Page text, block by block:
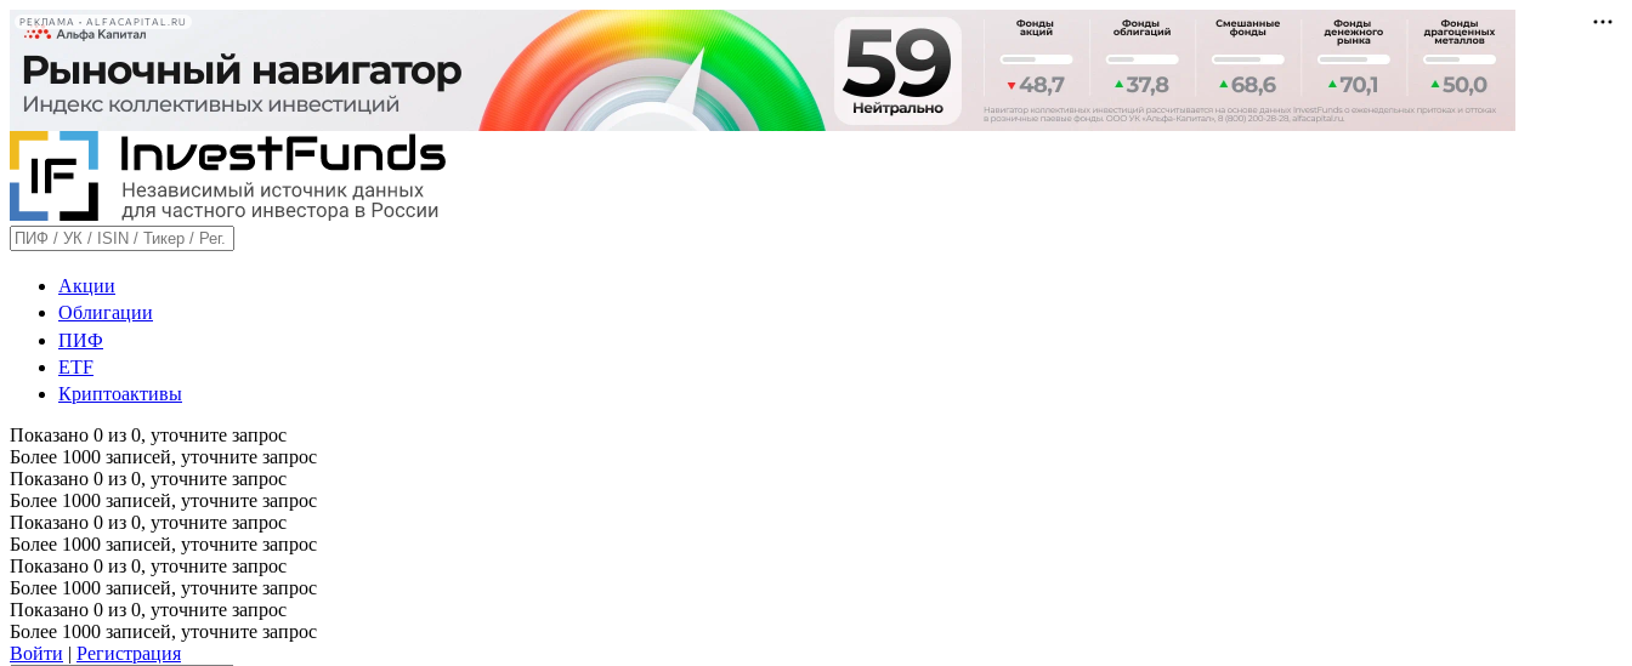
РЕКЛАМА • ALFACAPITAL.RU
Акции
Облигации
ПИФ
ETF
Криптоактивы
Показано 0 из 0, уточните запрос
Более 1000 записей, уточните запрос
Показано 0 из 0, уточните запрос
Более 1000 записей, уточните запрос
Показано 0 из 0, уточните запрос
Более 1000 записей, уточните запрос
Показано 0 из 0, уточните запрос
Более 1000 записей, уточните запрос
Показано 0 из 0, уточните запрос
Более 1000 записей, уточните запрос
Войти | Регистрация